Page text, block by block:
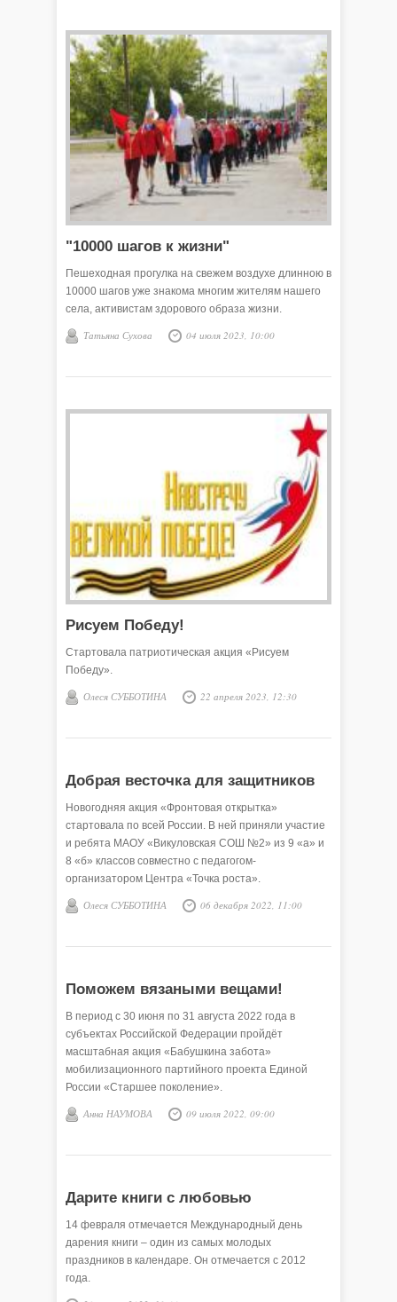
"10000 шагов к жизни"
Пешеходная прогулка на свежем воздухе длинною в
10000 шагов уже знакома многим жителям нашего
села, активистам здорового образа жизни.
Татьяна Сухова 04 июля 2023, 10:00
Рисуем Победу!
Стартовала патриотическая акция «Рисуем
Победу».
Олеся СУББОТИНА 22 апреля 2023, 12:30
Добрая весточка для защитников
Новогодняя акция «Фронтовая открытка»
стартовала по всей России. В ней приняли участие
и ребята МАОУ «Викуловская СОШ №2» из 9 «а» и
8 «б» классов совместно с педагогом-
организатором Центра «Точка роста».
Олеся СУББОТИНА 06 декабря 2022, 11:00
Поможем вязаными вещами!
В период с 30 июня по 31 августа 2022 года в
субъектах Российской Федерации пройдёт
масштабная акция «Бабушкина забота»
мобилизационного партийного проекта Единой
России «Старшее поколение».
Анна НАУМОВА 09 июля 2022, 09:00
Дарите книги с любовью
14 февраля отмечается Международный день
дарения книги – один из самых молодых
праздников в календаре. Он отмечается с 2012
года.